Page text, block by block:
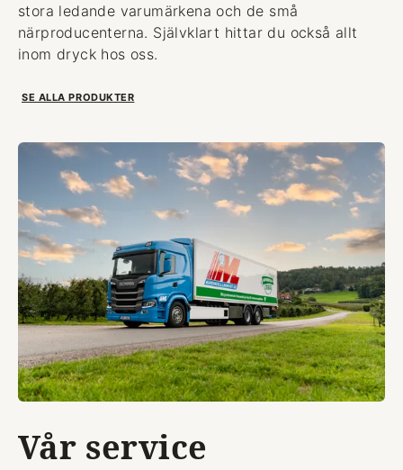
stora ledande varumärkena och de små
närproducenterna. Självklart hittar du också allt
inom dryck hos oss.
SE ALLA PRODUKTER
Vår service